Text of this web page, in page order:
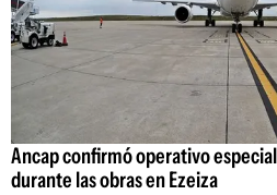
Ancap confirmó operativo
durante las obras en Ezeiza